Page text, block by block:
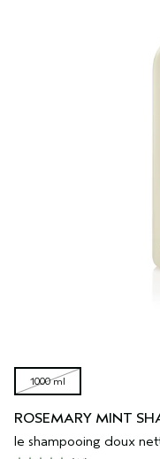
1000 ml
ROSEMARY MINT
le shampooing doux